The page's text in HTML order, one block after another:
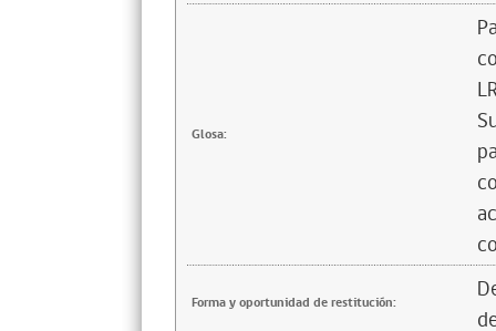
Glosa:
Forma y oportunidad de restitución: